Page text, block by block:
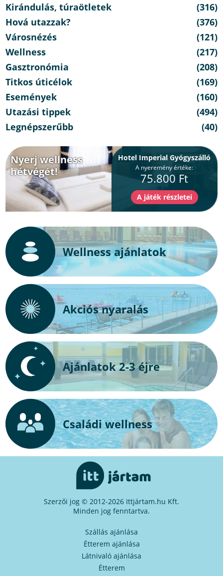
Kirándulás, túraötletek
(316)
Hová utazzak?
(376)
Városnézés
(121)
Wellness
(217)
Gasztronómia
(208)
Titkos úticélok
(169)
Események
(160)
Utazási tippek
(494)
Legnépszerűbb
(40)
Nyerj wellness
hétvégét!
Hotel Imperial Gyógyszálló
A nyeremény értéke:
75.800 Ft
Wellness ajánlatok
Akciós nyaralás
Ajánlatok 2-3 éjre
Családi wellness
Szerzői jog © 2012-2026 Ittjártam.hu Kft.
Minden jog fenntartva.
Szállás ajánlása
Étterem ajánlása
Látnivaló ajánlása
Étterem